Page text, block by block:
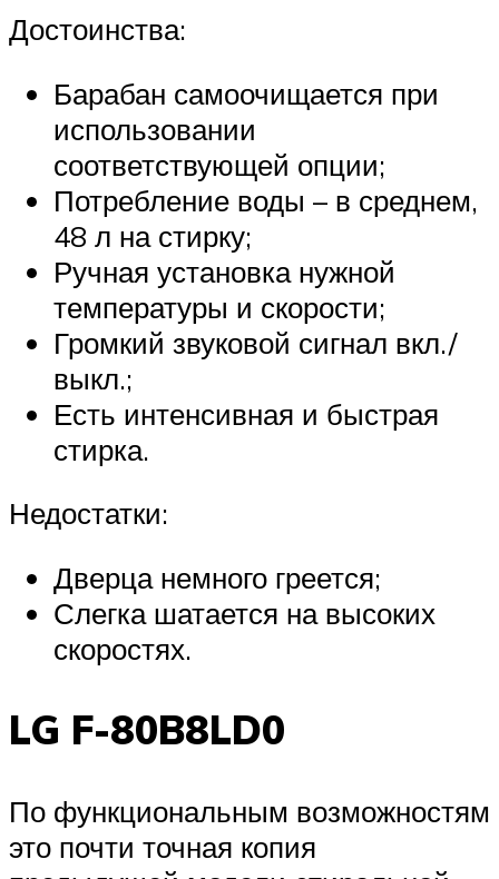
Достоинства:
Барабан самоочищается при
использовании
соответствующей опции;
Потребление воды – в среднем,
48 л на стирку;
Ручная установка нужной
температуры и скорости;
Громкий звуковой сигнал вкл./
выкл.;
Есть интенсивная и быстрая
стирка.
Недостатки:
Дверца немного греется;
Слегка шатается на высоких
скоростях.
LG F-80B8LD0
По функциональным возможностям
это почти точная копия